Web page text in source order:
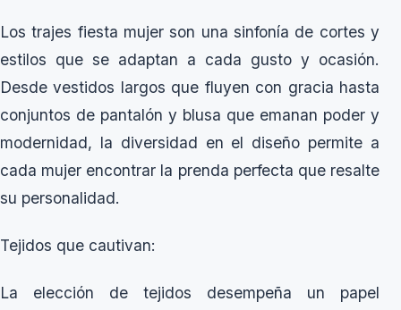
Los trajes fiesta mujer son una sinfonía de cortes y
estilos que se adaptan a cada gusto y ocasión.
Desde vestidos largos que fluyen con gracia hasta
conjuntos de pantalón y blusa que emanan poder y
modernidad, la diversidad en el diseño permite a
cada mujer encontrar la prenda perfecta que resalte
su personalidad.
Tejidos que cautivan:
La elección de tejidos desempeña un papel